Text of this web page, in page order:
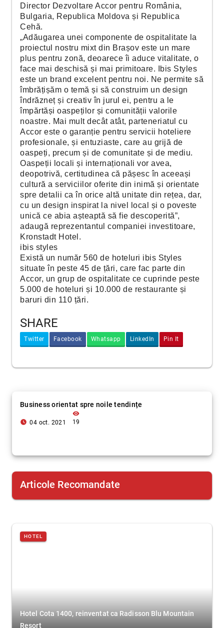
Director Dezvoltare Accor pentru România,
Bulgaria, Republica Moldova și Republica
Cehă.
„Adăugarea unei componente de ospitalitate la
proiectul nostru mixt din Brașov este un mare
plus pentru zonă, deoarece îi aduce vitalitate, o
face mai deschisă și mai primitoare. Ibis Styles
este un brand excelent pentru noi. Ne permite să
îmbrățișăm o temă și să construim un design
îndrăzneț și creativ în jurul ei, pentru a le
împărtăși oaspeților și comunității valorile
noastre. Mai mult decât atât, parteneriatul cu
Accor este o garanție pentru servicii hoteliere
profesionale, și entuziaste, care au grijă de
oaspeți, precum și de comunitate și de mediu.
Oaspeții locali și internaționali vor avea,
deopotrivă, certitudinea că pășesc în aceeași
cultură a serviciilor oferite din inimă și orientate
spre detalii ca în orice altă unitate din rețea, dar,
cu un design inspirat la nivel local și o poveste
unică ce abia așteaptă să fie descoperită”,
adaugă reprezentantul companiei investitoare,
Kronstadt Hotel.
ibis styles
Există un număr 560 de hoteluri ibis Styles
situate în peste 45 de țări, care fac parte din
Accor, un grup de ospitalitate ce cuprinde peste
5.000 de hoteluri și 10.000 de restaurante și
baruri din 110 țări.
SHARE
Twitter Facebook Whatsapp LinkedIn Pin It
Business orientat spre noile tendințe
access_time_filled 04 oct. 2021
visibility
19
Articole Recomandate
HOTEL
Hotel Cota 1400, reinventat ca Radisson Blu Mountain
Resort